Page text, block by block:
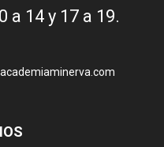
a 14 y 17 a 19.